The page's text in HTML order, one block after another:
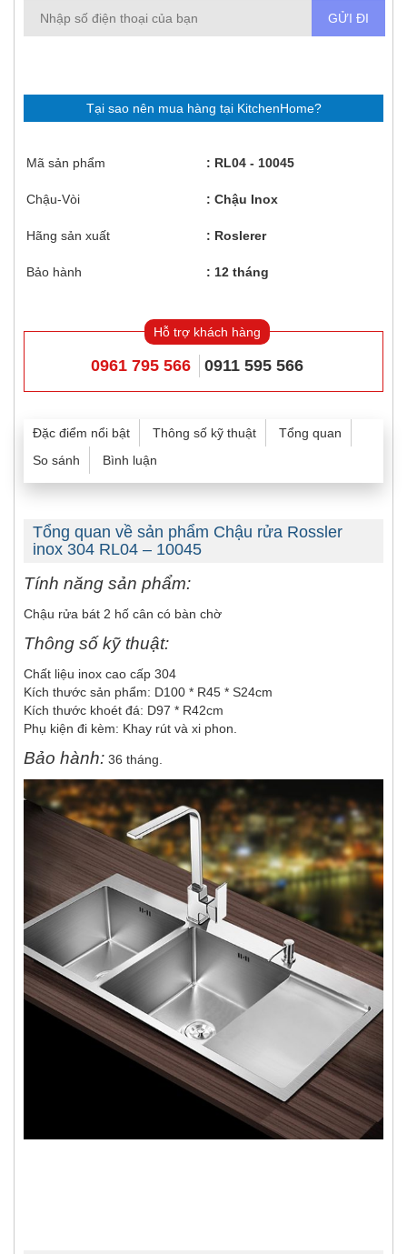
Tại sao nên mua hàng tại KitchenHome?
Mã sản phẩm RL04 - 10045
Chậu-Vòi Chậu Inox
Hãng sản xuất Roslerer
Bảo hành 12 tháng
Hỗ trợ khách hàng
0961 795 566 0911 595 566
Đặc điểm nổi bật Thông số kỹ thuật
Tổng quan
So sánh
Bình luận
Tổng quan về sản phẩm Chậu rửa Rossler
inox 304 RL04 – 10045
Tính năng sản phẩm:
Chậu rửa bát 2 hố cân có bàn chờ
Thông số kỹ thuật:
Chất liệu inox cao cấp 304
Kích thước sản phẩm: D100 * R45 * S24cm
Kích thước khoét đá: D97 * R42cm
Phụ kiện đi kèm: Khay rút và xi phon.
Bảo hành: 36 tháng.